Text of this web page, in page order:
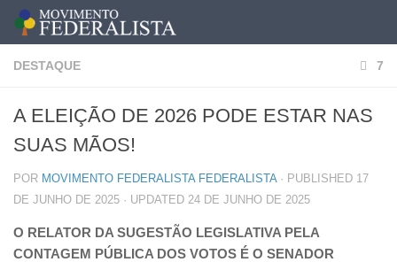
DESTAQUE 7
A ELEIÇÃO DE 2026 PODE ESTAR NAS
SUAS MÃOS!
POR MOVIMENTO FEDERALISTA FEDERALISTA · PUBLISHED 17
DE JUNHO DE 2025 · UPDATED 24 DE JUNHO DE 2025
O RELATOR DA SUGESTÃO LEGISLATIVA PELA
CONTAGEM PÚBLICA DOS VOTOS É O SENADOR